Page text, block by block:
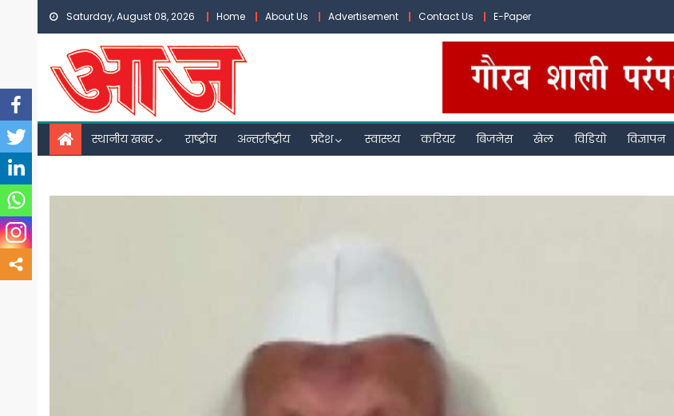
Skip
content
Saturday, August 08, 2026 Home About Us Advertisement Contact Us E-Paper
स्थानीय खबर राष्ट्रीय अन्तर्राष्ट्रीय प्रदेश स्वास्थ्य करियर बिजनेस खेल विडियो विज्ञापन